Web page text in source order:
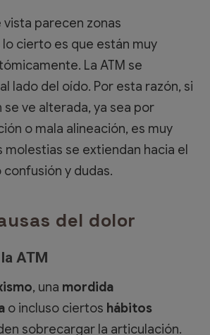
vista parecen zonas
cierto es que están muy
La ATM se
lado del oído. Por esta razón, si
ve alterada, ya sea por
o mala alineación, es muy
se extiendan hacia el
y dudas.
del dolor
ATM
, una mordida
o incluso ciertos hábitos
sobrecargar la articulación.